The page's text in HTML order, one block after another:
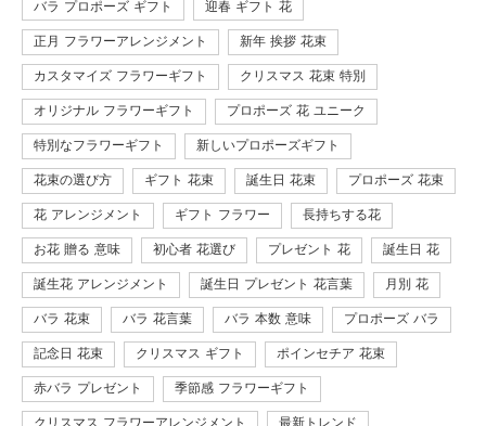
バラ プロポーズ ギフト 迎春 ギフト 花
正月 フラワーアレンジメント 新年 挨拶 花束
カスタマイズ フラワーギフト クリスマス 花束 特別
オリジナル フラワーギフト プロポーズ 花 ユニーク
特別なフラワーギフト 新しいプロポーズギフト
花束の選び方 ギフト 花束 誕生日 花束 プロポーズ 花束
花 アレンジメント ギフト フラワー 長持ちする花
お花 贈る 意味 初心者 花選び プレゼント 花 誕生日 花
誕生花 アレンジメント 誕生日 プレゼント 花言葉 月別 花
バラ 花束 バラ 花言葉 バラ 本数 意味 プロポーズ バラ
記念日 花束 クリスマス ギフト ポインセチア 花束
赤バラ プレゼント 季節感 フラワーギフト